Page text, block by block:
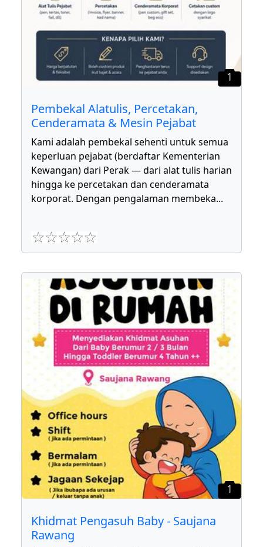
1
Pembekal Alatulis, Percetakan,
Cenderamata & Mesin Pejabat
Kami adalah pembekal sehenti untuk semua
keperluan pejabat (berdaftar Kementerian
Kewangan) dari Perak — dari alat tulis harian
hingga ke percetakan dan cenderamata
korporat. Dengan pengalaman membeka...
1
Khidmat Pengasuh Baby - Saujana
Rawang